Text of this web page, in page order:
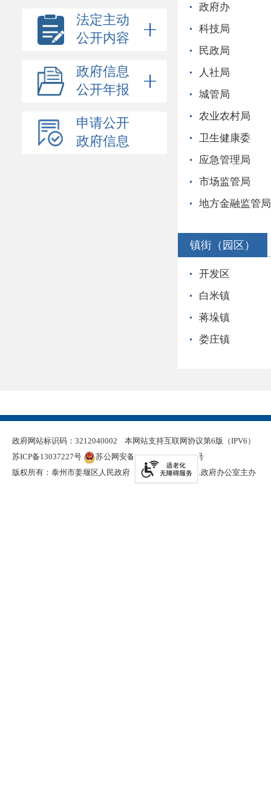
法定主动
公开内容
政府信息
公开年报
申请公开
政府信息
政府办
科技局
民政局
人社局
城管局
农业农村局
卫生健康委
应急管理局
市场监管局
地方金融监管局
镇街（园区）
开发区
白米镇
蒋垛镇
娄庄镇
政府网站标识码：3212040002
本网站支持互联网协议第6版（IPV6）
苏ICP备13037227号
苏公网安备 32120402000321号
版权所有：泰州市姜堰区人民政府
泰州市姜堰区人民政府办公室主办